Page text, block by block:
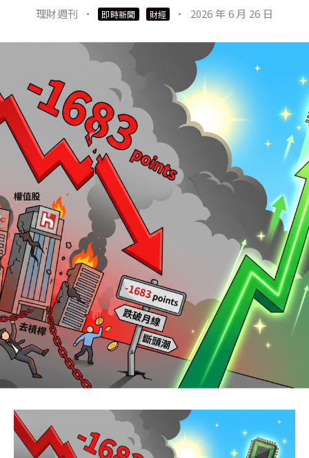
理財週刊 · 即時新聞 財經 · 2026 年 6 月 26 日